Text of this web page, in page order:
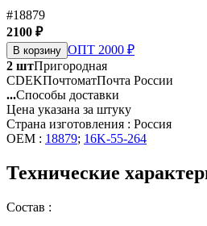
#18879
2100 ₽
В корзину ОПТ 2000 ₽
2 штПригородная
CDEKПочтоматПочта России
...Способы доставки
Цена указана за штуку
Страна изготовления : Россия
OEM : 18879; 16K-55-264
Технические
Состав :